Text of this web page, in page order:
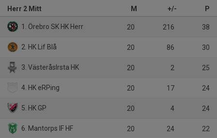
Herr 2 Mitt M +/- P
1. Örebro SK HK Herr 20 216 38
2. HK Lif Blå 20 86 30
3. VästeråsIrsta HK 20 2 25
4. HK eRPing 20 17 24
5. HK GP 20 4 24
6. Mantorps IF HF 20 24 22